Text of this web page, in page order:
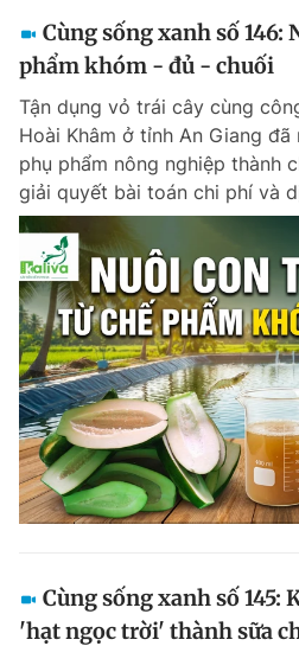
Cùng sống xanh số 146:
phẩm khóm - đủ - chuối
Tận dụng vỏ trái cây cùng
Hoài Khâm ở tỉnh An Giang
phụ phẩm nông nghiệp thành
giải quyết bài toán chi phí và
Cùng sống xanh số 145:
'hạt ngọc trời' thành sữa